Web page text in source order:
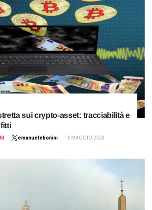
sui crypto-asset: tracciabilità e
emanuelebonini 16 MAGGIO 2023